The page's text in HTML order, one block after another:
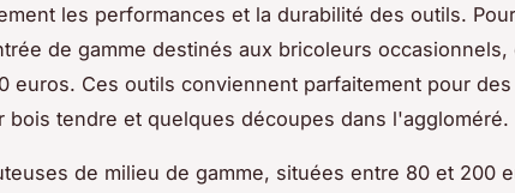
les performances et la durabilité des outils.
de gamme destinés aux bricoleurs occasionnels,
euros. Ces outils conviennent parfaitement pour des
bois tendre et quelques découpes dans l'aggloméré.
de milieu de gamme, situées entre 80 et 200